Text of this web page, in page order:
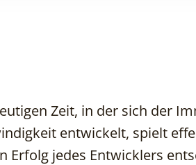
Zeit, in der sich der
entwickelt, spielt
Erfolg jedes Entwicklers